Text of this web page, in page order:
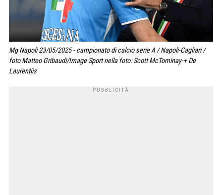
Mg Napoli 23/05/2025 - campionato di calcio serie A / Napoli-Cagliari /
foto Matteo Gribaudi/Image Sport nella foto: Scott McTominay-+ De
Laurentiis